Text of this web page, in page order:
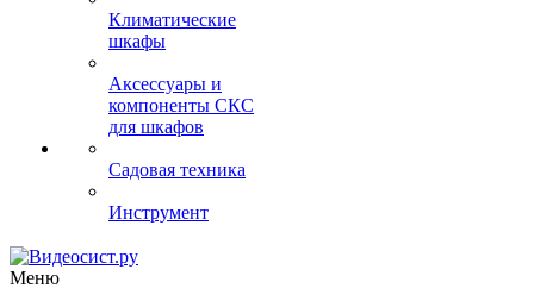
Климатические
шкафы
Аксессуары и
компоненты СКС
для шкафов
Садовая техника
Инструмент
Меню